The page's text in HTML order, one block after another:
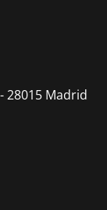
28015 Madrid